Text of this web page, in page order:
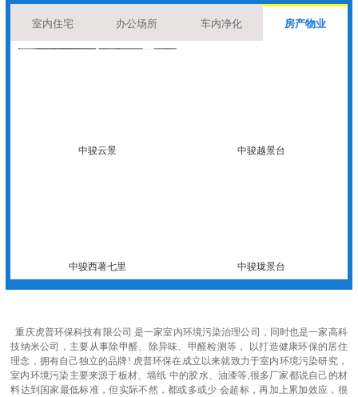
室内住宅 办公场所 车内净化 房产物业
中骏云景 中骏越景台
中骏西著七里 中骏珑景台
重庆虎普环保科技有限公司 是一家室内环境污染治理公司，同时也是一家高科
技纳米公司，主要从事除甲醛、除异味、甲醛检测等， 以打造健康环保的居住
理念，拥有自己独立的品牌! 虎普环保在成立以来就致力于室内环境污染研究，
室内环境污染主要来源于板材、墙纸 中的胶水、油漆等,很多厂家都说自己的材
料达到国家最低标准，但实际不然，都或多或少 会超标，再加上累加效应，很